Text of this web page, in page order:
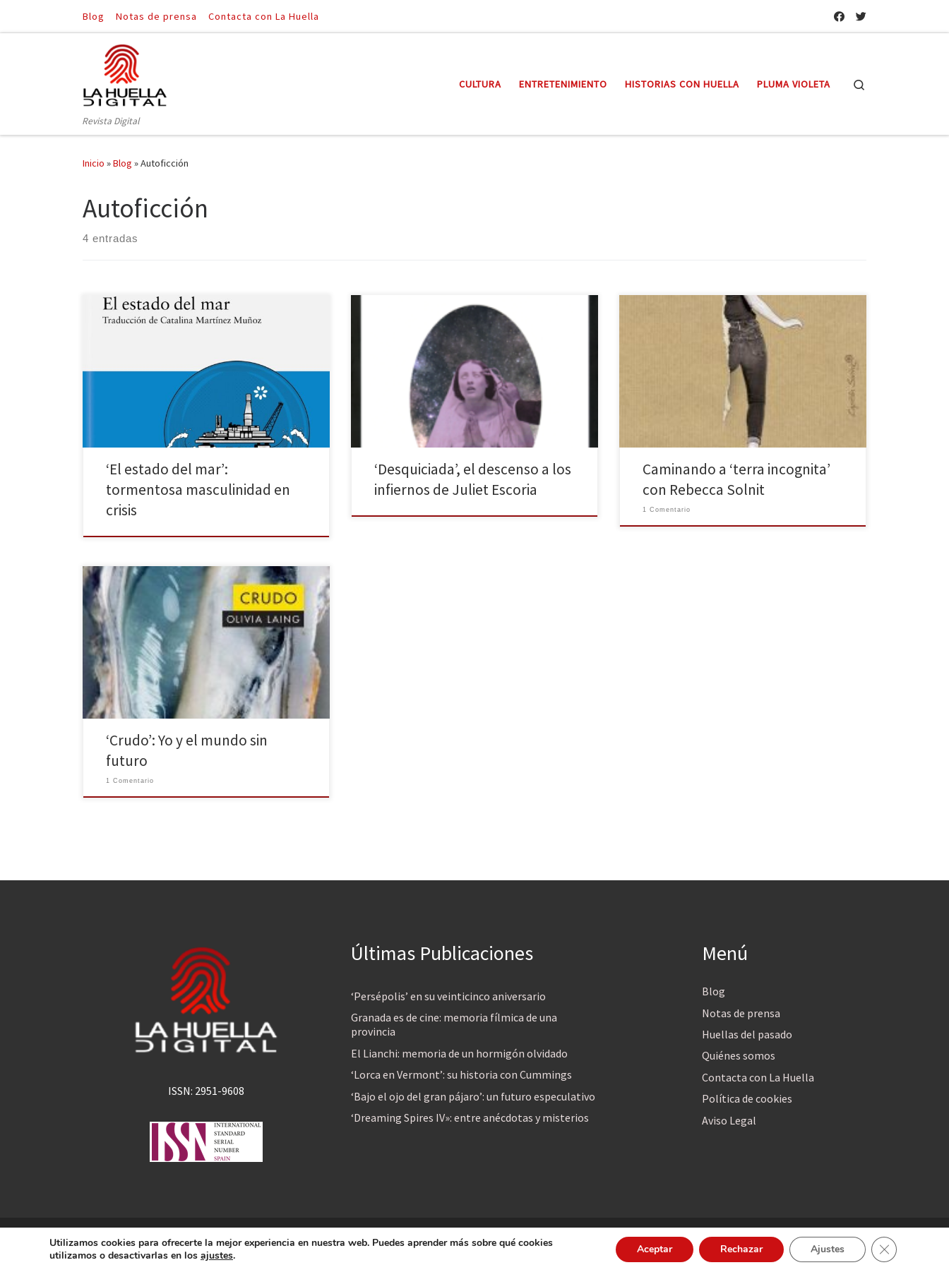
Saltar al contenido
Blog Notas de prensa Contacta con La Huella
Revista Digital
CULTURA ENTRETENIMIENTO HISTORIAS CON HUELLA PLUMA VIOLETA
Inicio »Blog »Autoficción
Autoficción
4 entradas
una (probable) fuga de gas para, horas después,
hundirse en el fondo marino. Ciento sesenta y siete
hombres murieron y los setenta y tres restantes
resultaron heridos. Es el accidente […]
‘El estado del mar’:
tormentosa masculinidad en
crisis
Hace unos meses os comentaba en la reseña de Lo
salvaje que firmaba para suscribirme a todas las
criaturas literarias que la editorial Horror Vacui tenga a
bien alumbrar. Así que aquí estoy, para hablaros de
Desquiciada, de Juliet Escoria, un libro que esperaba
con ansia, pero también con cierto […]
‘Desquiciada’, el descenso a los
infiernos de Juliet Escoria
«Perder cosas tiene que ver con la desaparición de lo
conocido, perderse tiene que ver con la aparición de
lo desconocido». Conocí el trabajo de Rebecca Solnit
cuando en 2016 Capitán Swing publicó el que fue uno
de los libros de aquel año: Los hombres me explican
Caminando a ‘terra incognita’
con Rebecca Solnit
1 Comentario
Aclamada por la crítica y considerado como uno de los
mejores 100 libros de 2018 según The New York
Times, Crudo, de Olivia Laing, llega a España de la
mano de la editorial Alpha Decay. En esta novela nos
encontramos con Kathy, una versión autoficcionada de
la propia escritora y de la […]
‘Crudo’: Yo y el mundo sin
futuro
1 Comentario
ISSN: 2951-9608
Últimas Publicaciones
‘Persépolis’ en su veinticinco aniversario
Granada es de cine: memoria fílmica de una
provincia
El Lianchi: memoria de un hormigón olvidado
‘Lorca en Vermont’: su historia con Cummings
‘Bajo el ojo del gran pájaro’: un futuro especulativo
‘Dreaming Spires IV»: entre anécdotas y misterios
Menú
Blog
Notas de prensa
Huellas del pasado
Quiénes somos
Contacta con La Huella
Política de cookies
Aviso Legal
© 2026La Huella Digital– Todos los derechos reservados
Utilizamos cookies para ofrecerte la mejor experiencia en nuestra web. Puedes aprender más sobre qué cookies
utilizamos o desactivarlas en los ajustes. Aceptar Rechazar Ajustes Cerrar el